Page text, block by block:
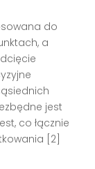
do
a
jest
co łącznie
[2]